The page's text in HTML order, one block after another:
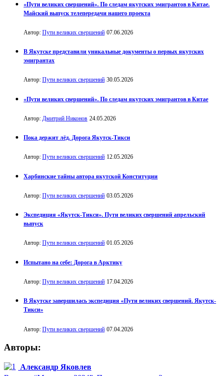
«Пути великих свершений». По следам якутских эмигрантов в Китае.
Майский выпуск телепередачи нашего проекта
Автор: Пути великих свершений 07.06.2026
В Якутске представили уникальные документы о первых якутских
эмигрантах
Автор: Пути великих свершений 30.05.2026
«Пути великих свершений». По следам якутских эмигрантов в Китае
Автор: Дмитрий Никонов 24.05.2026
Пока держит лёд. Дорога Якутск-Тикси
Автор: Пути великих свершений 12.05.2026
Харбинские тайны автора якутской Конституции
Автор: Пути великих свершений 03.05.2026
Экспедиция «Якутск-Тикси». Пути великих свершений апрельский
выпуск
Автор: Пути великих свершений 01.05.2026
Испытано на себе: Дорога в Арктику
Автор: Пути великих свершений 17.04.2026
В Якутске завершилась экспедиция «Пути великих свершений. Якутск-
Тикси»
Автор: Пути великих свершений 07.04.2026
Авторы:
Александр Яковлев